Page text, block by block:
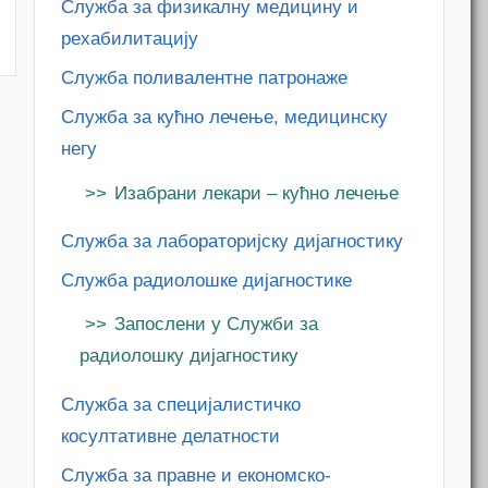
Служба за физикалну медицину и
рехабилитацију
Служба поливалентне патронаже
Служба за кућно лечење, медицинску
негу
Изабрани лекари – кућно лечење
Служба за лабораторијску дијагностику
Служба радиолошке дијагностике
Запослени у Служби за
радиолошку дијагностику
Служба за специјалистичко
косултативне делатности
Служба за правне и економско-